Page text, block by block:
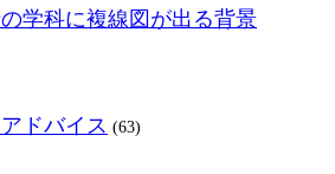
学科に複線図が出る背景
ドバイス (63)